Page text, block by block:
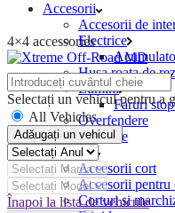
Accesorii
Accesorii de
Electrice
Husa roata de
Lumini
Faruri
Overfendere
Snorkele
Camping
Accesorii cort
Accesorii pentru
Corturi si
4×4 accessories
Selectați un vehicul pentru a
All Vehicles
Adăugați un vehicul
Înapoi la lista de vehicule